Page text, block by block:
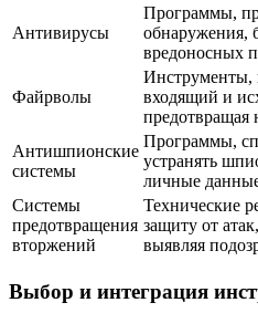
Антивирусы
Программы,
обнаружения,
вредоносных
Файрволы
Инструменты,
входящий и
предотвращая
Антишпионские
системы
Программы,
устранять
личные
Системы
предотвращения
вторжений
Технические
защиту от
выявляя
Выбор и интеграция